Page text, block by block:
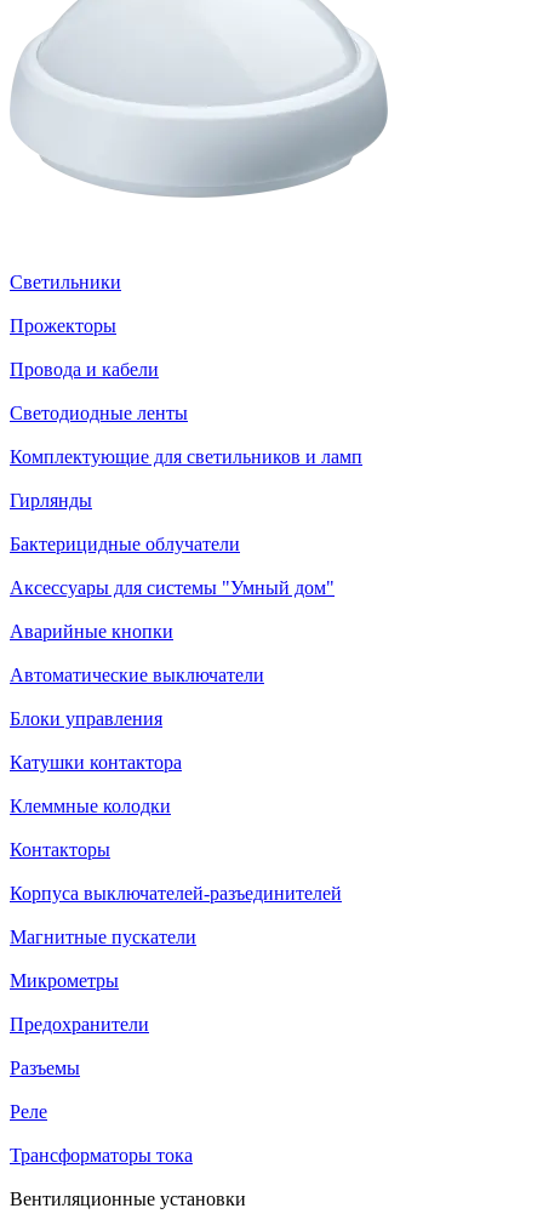
Светильники
Прожекторы
Провода и кабели
Светодиодные ленты
Комплектующие для светильников и ламп
Гирлянды
Бактерицидные облучатели
Аксессуары для системы "Умный дом"
Аварийные кнопки
Автоматические выключатели
Блоки управления
Катушки контактора
Клеммные колодки
Контакторы
Корпуса выключателей-разъединителей
Магнитные пускатели
Микрометры
Предохранители
Разъемы
Реле
Трансформаторы тока
Вентиляционные установки